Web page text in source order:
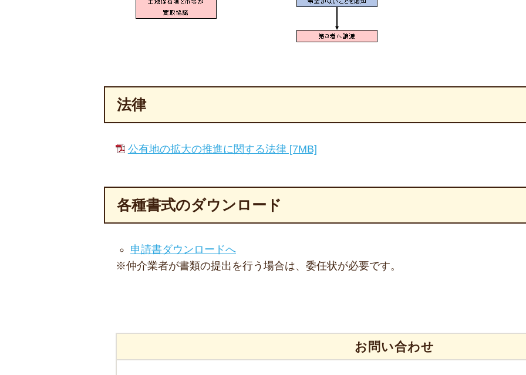
法律
公有地の拡大の推進に関する法律 [7MB]
各種書式のダウンロード
申請書ダウンロードへ
※仲介業者が書類の提出を行う場合は、委任状が必要です。
お問い合わせ